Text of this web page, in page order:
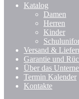
Katalog
Damen
Herren
Kinder
Versand &
Garantie und
Über das
Termin Kalender
Kontakte